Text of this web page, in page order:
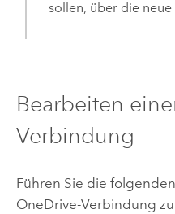
sollen, über die
Bearbeiten
Verbindung
Führen Sie die
OneDrive-Verbindung